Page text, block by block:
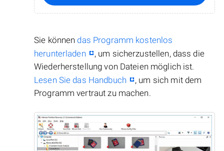
Sie können das Programm kostenlos
herunterladen
, um sicherzustellen, dass die
Wiederherstellung von Dateien möglich ist.
Lesen Sie das Handbuch
, um sich mit dem
Programm vertraut zu machen.